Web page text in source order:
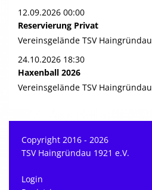
12.09.2026 00:00
Reservierung Privat
Vereinsgelände TSV Haingründau
24.10.2026 18:30
Haxenball 2026
Vereinsgelände TSV Haingründau
Copyright 2016 - 2026
TSV Haingründau 1921 e.V.
Login